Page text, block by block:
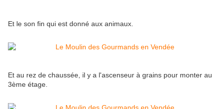
Et le son fin qui est donné aux animaux.
Et au rez de chaussée, il y a l'ascenseur à grains pour monter au
3ème étage.